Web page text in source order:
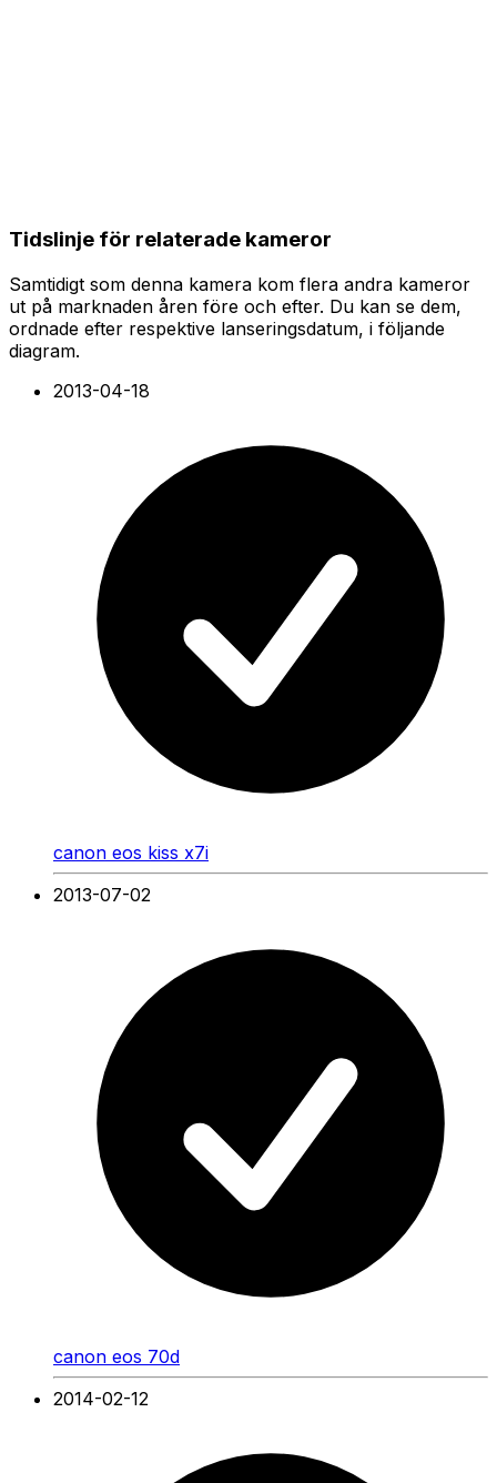
Tidslinje för relaterade kameror
Samtidigt som denna kamera kom flera andra kameror
ut på marknaden åren före och efter. Du kan se dem,
ordnade efter respektive lanseringsdatum, i följande
diagram.
2013-04-18
canon eos kiss x7i
2013-07-02
canon eos 70d
2014-02-12